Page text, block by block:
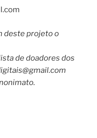
deste projeto o
de doadores dos